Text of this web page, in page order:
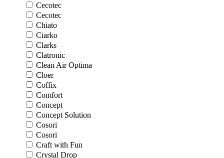
Cecotec
Cecotec
Chiato
Ciarko
Clarks
Clatronic
Clean Air Optima
Cloer
Coffix
Comfort
Concept
Concept Solution
Cosori
Cosori
Craft with Fun
Crystal Drop